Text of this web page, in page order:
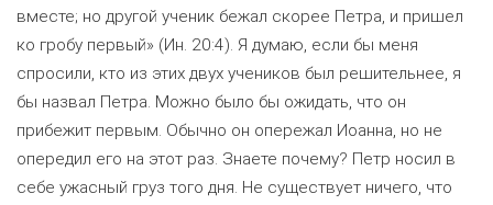
вместе; но другой ученик бежал скорее Петра, и пришел
ко гробу первый» (Ин. 20:4). Я думаю, если бы меня
спросили, кто из этих двух учеников был решительнее, я
бы назвал Петра. Можно было бы ожидать, что он
прибежит первым. Обычно он опережал Иоанна, но не
опередил его на этот раз. Знаете почему? Петр носил в
себе ужасный груз того дня. Не существует ничего, что